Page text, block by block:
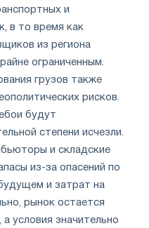
и
в то время как
из региона
ограниченным.
грузов также
рисков.
будут
степени исчезли.
и складские
из-за опасений по
и затрат на
рынок остается
условия значительно